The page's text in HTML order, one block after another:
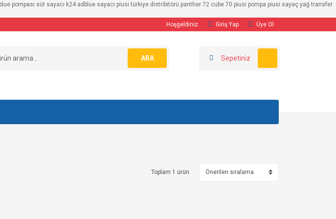
pompası süt sayacı k24 adblue sayacı piusi türkiye distribitörü panther 72 cube 70 piusi pompa piusi sayaç yağ transfer
Hoşgeldiniz
Giriş Yap Üye Ol
ARA Sepetiniz
Toplam 1 ürün